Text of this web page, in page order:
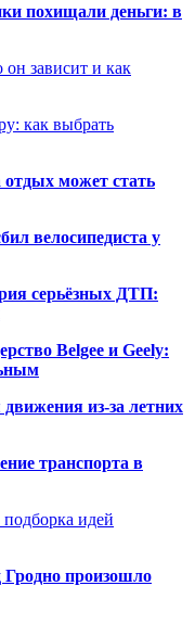
похищали деньги: в
он зависит и как
как выбрать
отдых может стать
велосипедиста у
серьёзных ДТП:
Belgee и Geely:
из-за летних
транспорта в
подборка идей
Гродно произошло